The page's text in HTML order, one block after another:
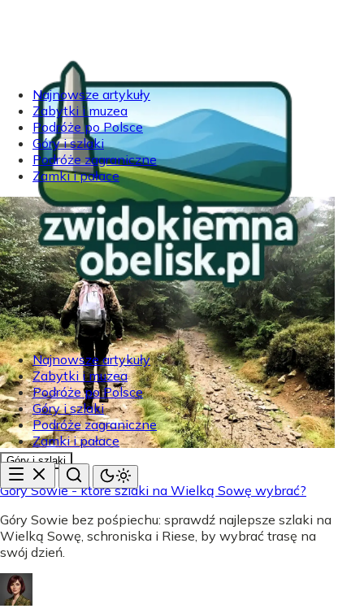
Najnowsze artykuły
Zabytki i muzea
Podróże po Polsce
Góry i szlaki
Podróże zagraniczne
Zamki i pałace
Najnowsze artykuły
Zabytki i muzea
Podróże po Polsce
Góry i szlaki
Podróże zagraniczne
Zamki i pałace
Góry i szlaki
Góry Sowie - które szlaki na Wielką Sowę wybrać?
Góry Sowie bez pośpiechu: sprawdź najlepsze szlaki na
Wielką Sowę, schroniska i Riese, by wybrać trasę na
swój dzień.